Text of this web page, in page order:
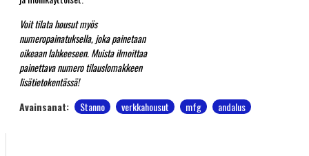
Voit tilata housut myös
numeropainatuksella, joka painetaan
oikeaan lahkeeseen. Muista ilmoittaa
painettava numero tilauslomakkeen
lisätietokentässä!
Avainsanat:
Stanno verkkahousut mfg andalus